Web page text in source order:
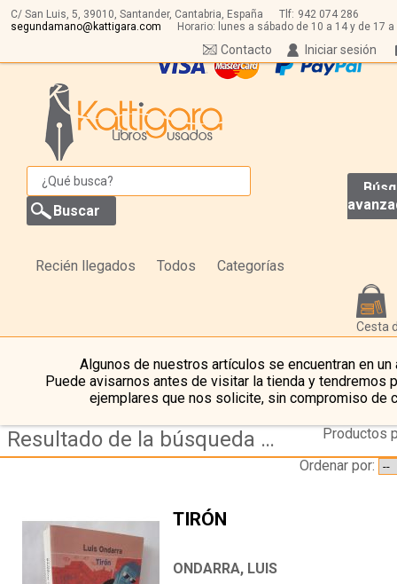
C/ San Luis, 5, 39010, Santander, Cantabria, España Tlf: 942 074 286
segundamano@kattigara.com
Horario: lunes a sábado de 10 a 14 y de 17 a
Iniciar sesión
Contacto
Recién llegados Todos Categorías
Cesta
Algunos de nuestros artículos se encuentran en un
Puede avisarnos antes de visitar la tienda y tendremos
ejemplares que nos solicite, sin compromiso de
Resultado de la búsqueda de autor ondarra,-luis
Productos
Ordenar por:
TIRÓN
ONDARRA, LUIS